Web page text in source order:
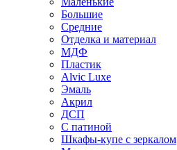
Большие
Средние
Отделка и материал
МДФ
Пластик
Alvic Luxe
Эмаль
Акрил
ДСП
С патиной
Шкафы-купе с зеркалом